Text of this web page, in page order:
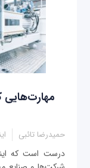
مهارت‌هایی
حمیدرضا تائبی
درست است که